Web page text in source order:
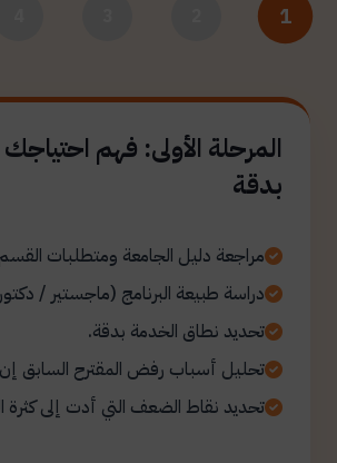
1
المرحلة الأولى: فهم احتياجك
بدقة
مراجعة دليل الجامعة ومتطلبات
دراسة طبيعة البرنامج (ماجستير /
تحديد نطاق الخدمة بدقة.
تحليل أسباب رفض المقترح السابق
تحديد نقاط الضعف التي أدت إلى كثرة